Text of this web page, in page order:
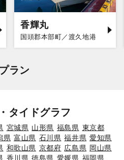
香輝丸
国頭郡本部町／渡久地港
ラン
タイドグラフ
宮城県 山形県 福島県 東京都
県 富山県 石川県 福井県 愛知県
和歌山県 京都府 広島県 岡山県
香川県 徳島県 愛媛県 福岡県